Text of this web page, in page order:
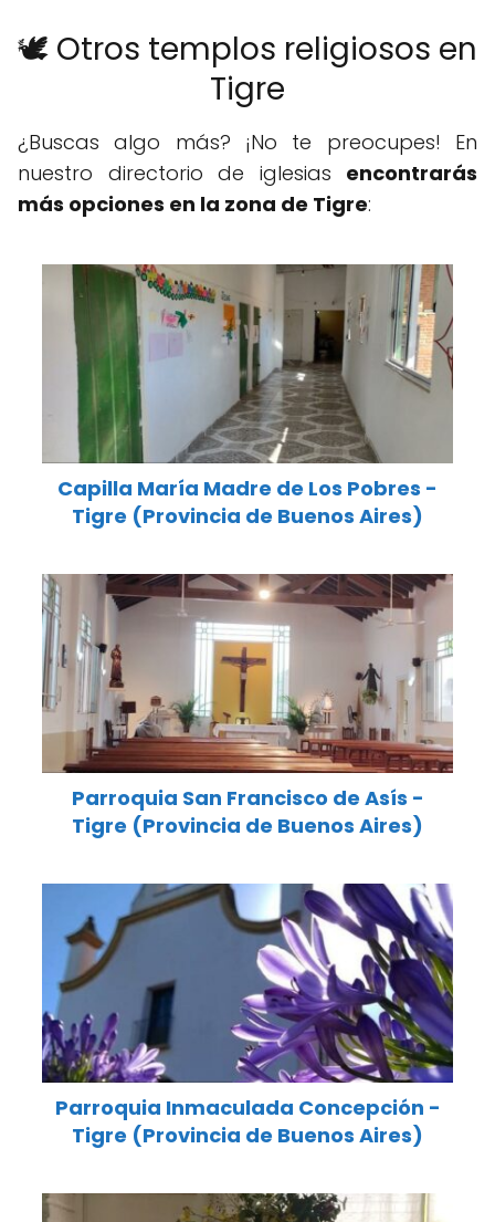
🕊️ Otros templos religiosos en
Tigre
¿Buscas algo más? ¡No te preocupes! En
nuestro directorio de iglesias encontrarás
más opciones en la zona de Tigre:
Capilla María Madre de Los Pobres -
Tigre (Provincia de Buenos Aires)
Parroquia San Francisco de Asís -
Tigre (Provincia de Buenos Aires)
Parroquia Inmaculada Concepción -
Tigre (Provincia de Buenos Aires)